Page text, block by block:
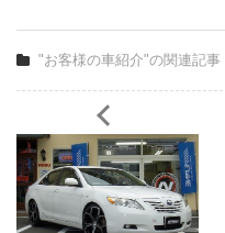
"お客様の車紹介"の関連記事